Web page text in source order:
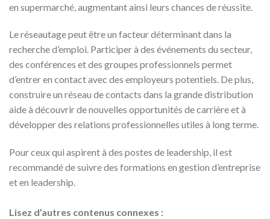
en supermarché, augmentant ainsi leurs chances de réussite.
Le réseautage peut être un facteur déterminant dans la
recherche d’emploi. Participer à des événements du secteur,
des conférences et des groupes professionnels permet
d’entrer en contact avec des employeurs potentiels. De plus,
construire un réseau de contacts dans la grande distribution
aide à découvrir de nouvelles opportunités de carrière et à
développer des relations professionnelles utiles à long terme.
Pour ceux qui aspirent à des postes de leadership, il est
recommandé de suivre des formations en gestion d’entreprise
et en leadership.
Lisez d’autres contenus connexes :